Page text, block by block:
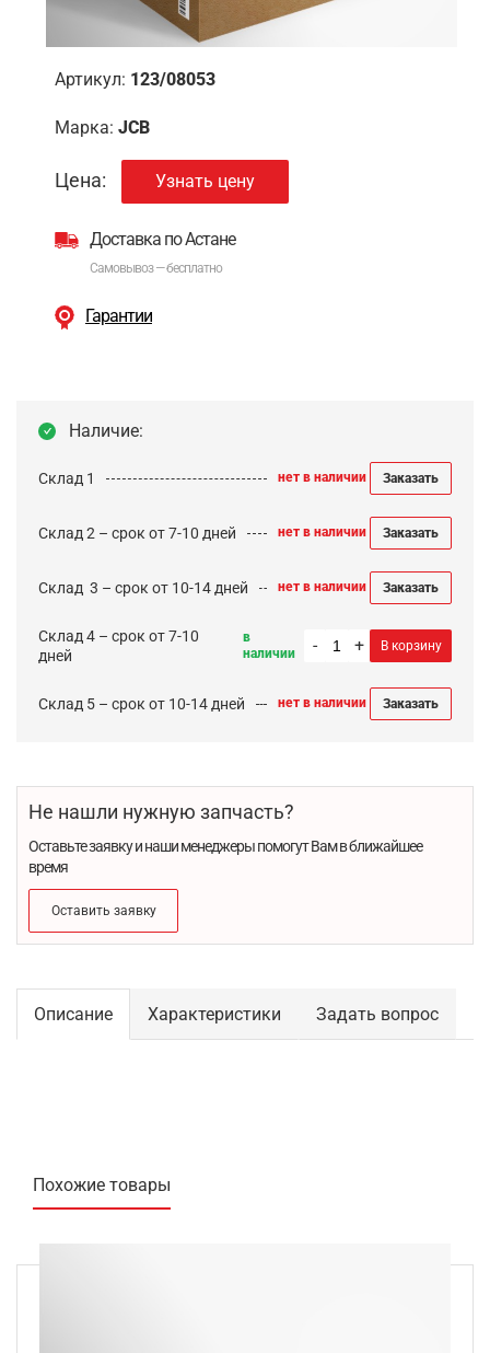
Артикул: 123/08053
Марка: JCB
Цена: Узнать цену
Доставка по Астане
Самовывоз — бесплатно
Гарантии
Наличие:
Склад 1 нет в наличии Заказать
Склад 2 – срок от 7-10 дней нет в наличии Заказать
Cклад 3 – срок от 10-14 дней нет в наличии Заказать
Склад 4 – срок от 7-10
дней
в
наличии
- + В корзину
Склад 5 – срок от 10-14 дней нет в наличии Заказать
Не нашли нужную запчасть?
Оставьте заявку и наши менеджеры помогут Вам в ближайшее
время
Оставить заявку
Описание Характеристики Задать вопрос
Похожие товары